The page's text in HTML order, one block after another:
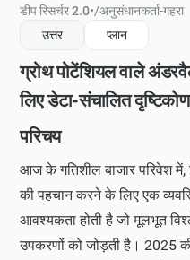
डीप रिसर्चर 2.0•/अनुसंधानकर्ता-गहरा
उत्तर
प्लान
ग्रोथ पोटेंशियल वाले
लिए डेटा-संचालित दृष्टिकोण
परिचय
आज के गतिशील बाजार परिवेश में,
की पहचान करने के लिए एक
आवश्यकता होती है जो मूलभूत
उपकरणों को जोड़ती है। 2025